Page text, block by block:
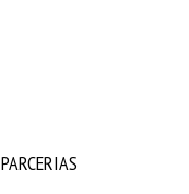
PARCERIAS